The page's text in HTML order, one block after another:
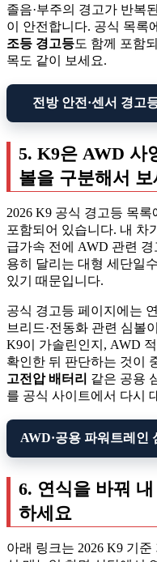
졸음·부주의 경고가 반복
이 안전합니다. 공식 목록
조등 경고등도 함께 포함
목도 같이 보세요.
전방 안전·센서 경고
5. K9은 AWD 사
볼을 구분해서 보
2026 K9 공식 경고등 목록
포함되어 있습니다. 내 차
급가속 전에 AWD 관련
용히 달리는 대형 세단일
있기 때문입니다.
공식 경고등 페이지에는
브리드·전동화 관련 심볼
K9이 가솔린인지, AWD
확인한 뒤 판단하는 것이
고전압 배터리 같은 공용
를 공식 사이트에서 다시
AWD·공용 파워트레인
6. 연식을 바꿔
하세요
아래 링크는 2026 K9 기